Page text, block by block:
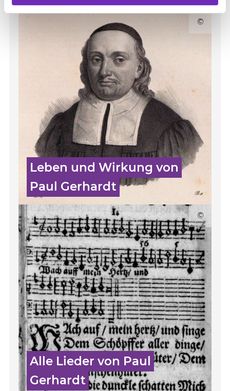
Leben und Wirkung von
Paul Gerhardt
©
Alle Lieder von Paul
Gerhardt
©